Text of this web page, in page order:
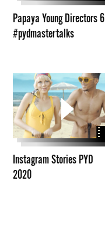
Papaya Young Directors 6
#pydmastertalks
Instagram
Stories
PYD
2020
Instagram Stories PYD
2020